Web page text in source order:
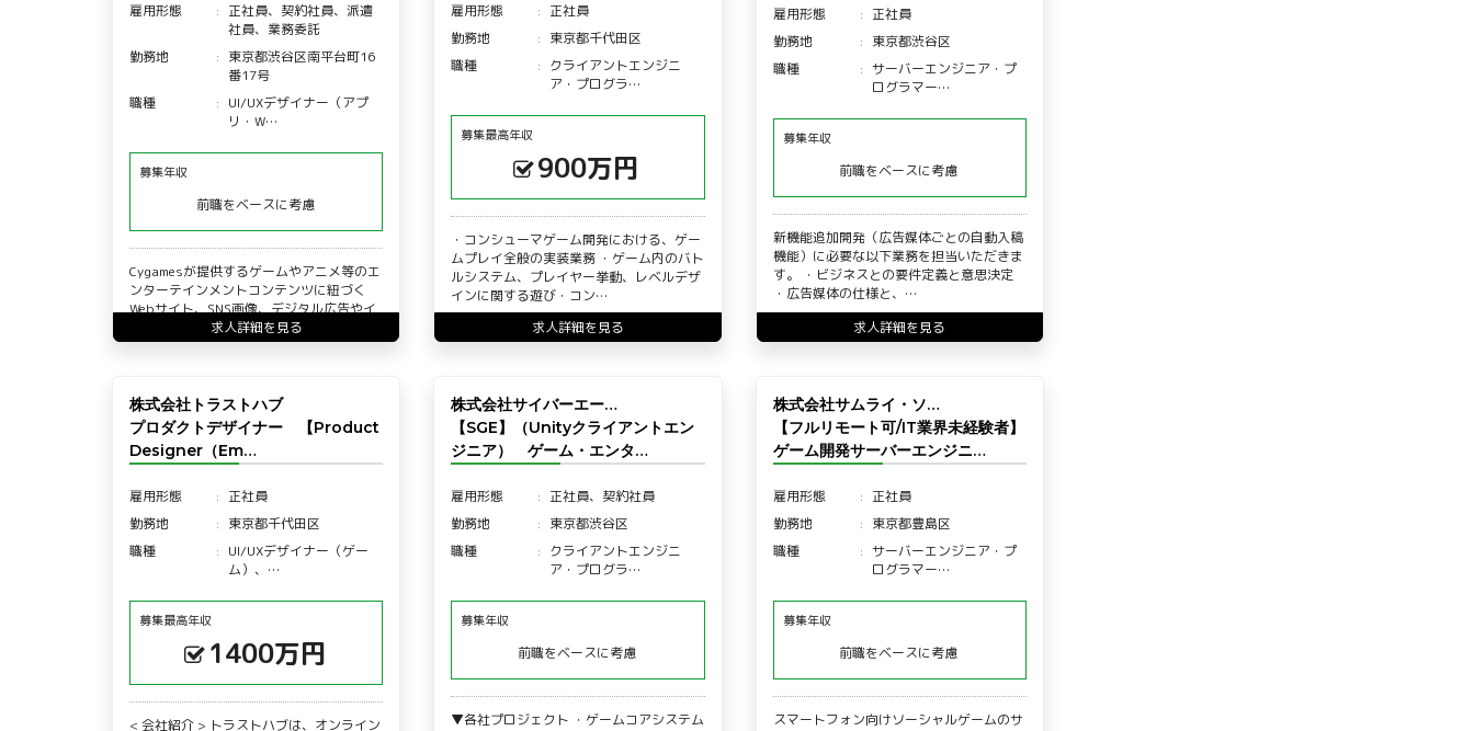
雇用形態
正社員、契約社員、派遣
社員、業務委託
勤務地
東京都渋谷区南平台町16
番17号
職種
UI/UXデザイナー（アプ
リ・W…
募集年収
前職をベースに考慮
Cygamesが提供するゲームやアニメ等のエ
ンターテインメントコンテンツに紐づく
Webサイト、SNS画像、デジタル広告やイ
ンタラクティブコ…求人詳細を見る
雇用形態
正社員
勤務地
東京都千代田区
職種
クライアントエンジニ
ア・プログラ…
募集最高年収
900万円
・コンシューマゲーム開発における、ゲー
ムプレイ全般の実装業務 ・ゲーム内のバト
ルシステム、プレイヤー挙動、レベルデザ
インに関する遊び・コン…
求人詳細を見る
雇用形態
正社員
勤務地
東京都渋谷区
職種
サーバーエンジニア・プ
ログラマー…
募集年収
前職をベースに考慮
新機能追加開発（広告媒体ごとの自動入稿
機能）に必要な以下業務を担当いただきま
す。 ・ビジネスとの要件定義と意思決定
・広告媒体の仕様と、…
求人詳細を見る
株式会社トラストハブ
プロダクトデザイナー 【Product
Designer（Em…
雇用形態
正社員
勤務地
東京都千代田区
職種
UI/UXデザイナー（ゲー
ム）、…
募集最高年収
1400万円
< 会社紹介 > トラストハブは、オンライン
株式会社サイバーエー…
【SGE】（Unityクライアントエン
ジニア） ゲーム・エンタ…
雇用形態
正社員、契約社員
勤務地
東京都渋谷区
職種
クライアントエンジニ
ア・プログラ…
募集年収
前職をベースに考慮
▼各社プロジェクト ・ゲームコアシステム
株式会社サムライ・ソ…
【フルリモート可/IT業界未経験者】
ゲーム開発サーバーエンジニ…
雇用形態
正社員
勤務地
東京都豊島区
職種
サーバーエンジニア・プ
ログラマー…
募集年収
前職をベースに考慮
スマートフォン向けソーシャルゲームのサ